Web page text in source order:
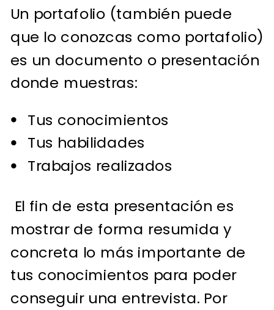
Un portafolio (también puede
que lo conozcas como portafolio)
es un documento o presentación
donde muestras:
Tus conocimientos
Tus habilidades
Trabajos realizados
El fin de esta presentación es
mostrar de forma resumida y
concreta lo más importante de
tus conocimientos para poder
conseguir una entrevista. Por